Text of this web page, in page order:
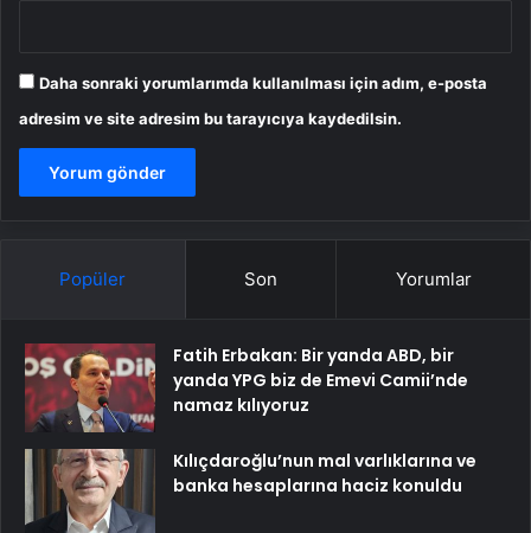
Daha sonraki yorumlarımda kullanılması için adım, e-posta
adresim ve site adresim bu tarayıcıya kaydedilsin.
Popüler Son Yorumlar
Fatih Erbakan: Bir yanda ABD, bir
yanda YPG biz de Emevi Camii’nde
namaz kılıyoruz
Kılıçdaroğlu’nun mal varlıklarına ve
banka hesaplarına haciz konuldu